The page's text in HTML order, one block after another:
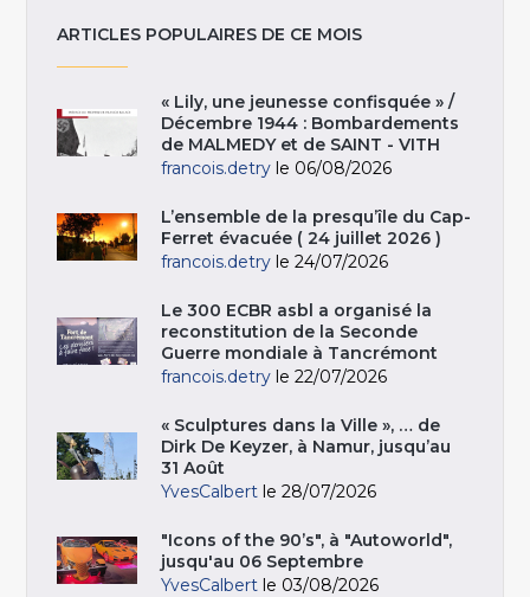
ARTICLES POPULAIRES DE CE MOIS
« Lily, une jeunesse confisquée » /
Décembre 1944 : Bombardements
de MALMEDY et de SAINT - VITH
francois.detry le 06/08/2026
L’ensemble de la presqu’île du Cap-
Ferret évacuée ( 24 juillet 2026 )
francois.detry le 24/07/2026
Le 300 ECBR asbl a organisé la
reconstitution de la Seconde
Guerre mondiale à Tancrémont
francois.detry le 22/07/2026
« Sculptures dans la Ville », … de
Dirk De Keyzer, à Namur, jusqu’au
31 Août
YvesCalbert le 28/07/2026
"Icons of the 90’s", à "Autoworld",
jusqu'au 06 Septembre
YvesCalbert le 03/08/2026